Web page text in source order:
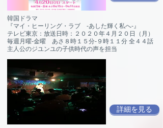
韓国ドラマ
『マイ・ヒーリング・ラブ -あした輝く私へ-』
テレビ東京：放送日時：２０２０年４月２０日（月）
毎週月曜-金曜 あさ８時１５分-９時１１分 全４４話
​主人公のジユンユの子供時代の声を担当
詳細を見る